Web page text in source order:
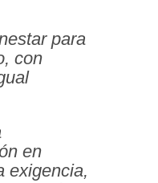
para
con
en
exigencia,